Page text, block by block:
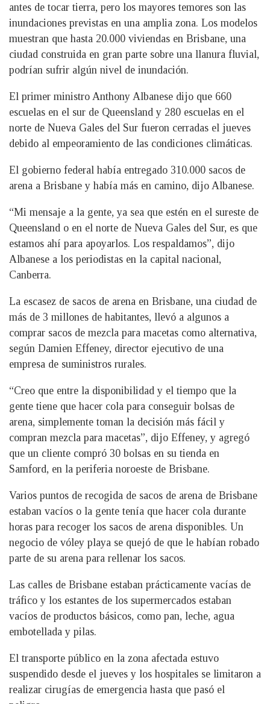
antes de tocar tierra, pero los mayores temores son las
inundaciones previstas en una amplia zona. Los modelos
muestran que hasta 20.000 viviendas en Brisbane, una
ciudad construida en gran parte sobre una llanura fluvial,
podrían sufrir algún nivel de inundación.
El primer ministro Anthony Albanese dijo que 660
escuelas en el sur de Queensland y 280 escuelas en el
norte de Nueva Gales del Sur fueron cerradas el jueves
debido al empeoramiento de las condiciones climáticas.
El gobierno federal había entregado 310.000 sacos de
arena a Brisbane y había más en camino, dijo Albanese.
“Mi mensaje a la gente, ya sea que estén en el sureste de
Queensland o en el norte de Nueva Gales del Sur, es que
estamos ahí para apoyarlos. Los respaldamos”, dijo
Albanese a los periodistas en la capital nacional,
Canberra.
La escasez de sacos de arena en Brisbane, una ciudad de
más de 3 millones de habitantes, llevó a algunos a
comprar sacos de mezcla para macetas como alternativa,
según Damien Effeney, director ejecutivo de una
empresa de suministros rurales.
“Creo que entre la disponibilidad y el tiempo que la
gente tiene que hacer cola para conseguir bolsas de
arena, simplemente toman la decisión más fácil y
compran mezcla para macetas”, dijo Effeney, y agregó
que un cliente compró 30 bolsas en su tienda en
Samford, en la periferia noroeste de Brisbane.
Varios puntos de recogida de sacos de arena de Brisbane
estaban vacíos o la gente tenía que hacer cola durante
horas para recoger los sacos de arena disponibles. Un
negocio de vóley playa se quejó de que le habían robado
parte de su arena para rellenar los sacos.
Las calles de Brisbane estaban prácticamente vacías de
tráfico y los estantes de los supermercados estaban
vacíos de productos básicos, como pan, leche, agua
embotellada y pilas.
El transporte público en la zona afectada estuvo
suspendido desde el jueves y los hospitales se limitaron a
realizar cirugías de emergencia hasta que pasó el